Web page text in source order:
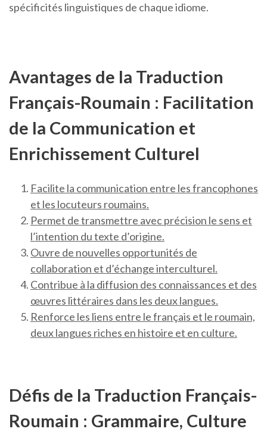
spécificités linguistiques de chaque idiome.
Avantages de la Traduction
Français-Roumain : Facilitation
de la Communication et
Enrichissement Culturel
Facilite la communication entre les francophones
et les locuteurs roumains.
Permet de transmettre avec précision le sens et
l’intention du texte d’origine.
Ouvre de nouvelles opportunités de
collaboration et d’échange interculturel.
Contribue à la diffusion des connaissances et des
œuvres littéraires dans les deux langues.
Renforce les liens entre le français et le roumain,
deux langues riches en histoire et en culture.
Défis de la Traduction Français-
Roumain : Grammaire, Culture